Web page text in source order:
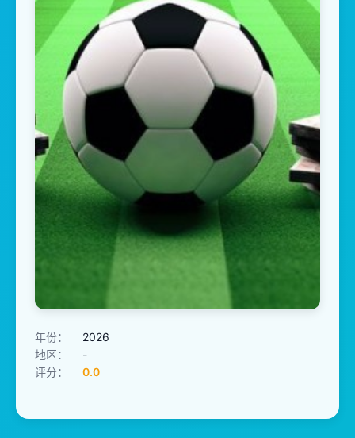
年份：
2026
地区：
-
评分：
0.0